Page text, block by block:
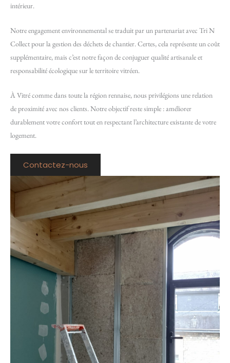
intérieur.
Notre engagement environnemental se traduit par un partenariat avec Tri N
Collect pour la gestion des déchets de chantier. Certes, cela représente un coût
supplémentaire, mais c’est notre façon de conjuguer qualité artisanale et
responsabilité écologique sur le territoire vitréen.
À Vitré comme dans toute la région rennaise, nous privilégions une relation
de proximité avec nos clients. Notre objectif reste simple : améliorer
durablement votre confort tout en respectant l’architecture existante de votre
logement.
Contactez-nous